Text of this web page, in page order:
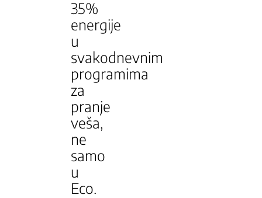
35%
energije
u
svakodnevnim
programima
za
pranje
veša,
ne
samo
u
Eco.